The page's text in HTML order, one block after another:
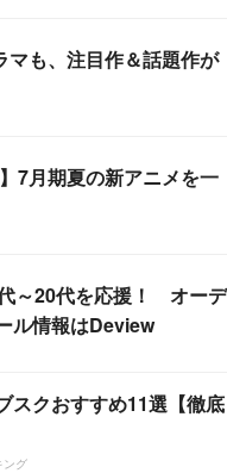
マも、注目作＆話題作が
7月期夏の新アニメを一
～20代を応援！ オーデ
ル情報はDeview
スクおすすめ11選【徹底
ング